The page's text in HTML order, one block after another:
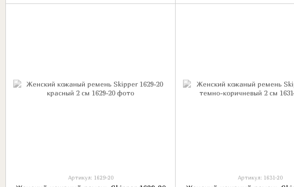
Артикул: 1629-20 Артикул: 1631-20